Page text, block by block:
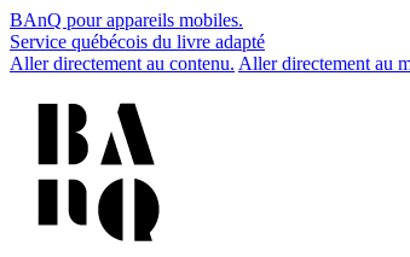
BAnQ pour appareils mobiles.
Service québécois du livre adapté
Aller directement au contenu. Aller directement au